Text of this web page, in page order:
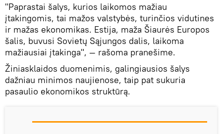
"Paprastai šalys, kurios laikomos mažiau
įtakingomis, tai mažos valstybės, turinčios vidutines
ir mažas ekonomikas. Estija, maža Šiaurės Europos
šalis, buvusi Sovietų Sąjungos dalis, laikoma
mažiausiai įtakinga", — rašoma pranešime.
Žiniasklaidos duomenimis, galingiausios šalys
dažniau minimos naujienose, taip pat sukuria
pasaulio ekonomikos struktūrą.